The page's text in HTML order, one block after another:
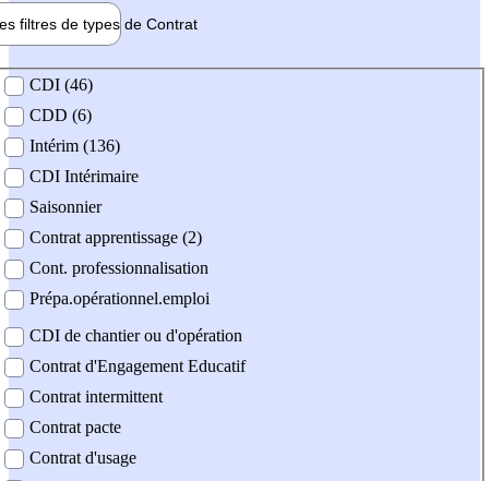
filtres de types de Contrat
contrat
CDI (46)
CDD (6)
Intérim (136)
CDI Intérimaire
Saisonnier
Contrat apprentissage (2)
Cont. professionnalisation
Prépa.opérationnel.emploi
CDI de chantier ou d'opération
Contrat d'Engagement Educatif
Contrat intermittent
Contrat pacte
Contrat d'usage